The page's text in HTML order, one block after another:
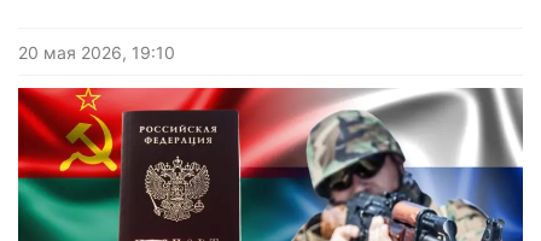
20 мая 2026, 19:10